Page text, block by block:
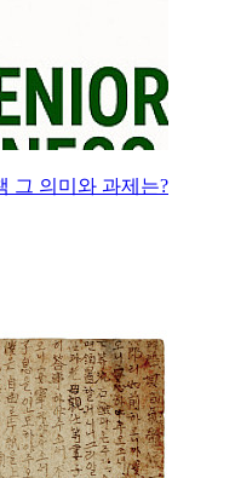
그 의미와 과제는?